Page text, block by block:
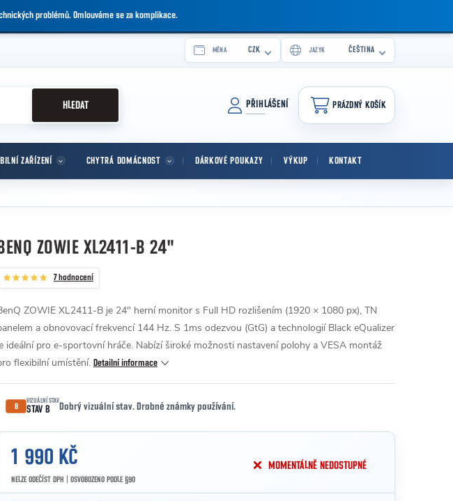
problémů. Omlouváme se za komplikace.
MĚNA CZK JAZYK ČEŠTINA
HLEDAT PŘIHLÁŠENÍ
NÁKUPNÍ KOŠÍK
PRÁZDNÝ KOŠÍK
ZAŘÍZENÍ CHYTRÁ DOMÁCNOST DÁRKOVÉ POUKAZY VÝKUP KONTAKT
BENQ ZOWIE XL2411-B 24"
7 hodnocení
ZOWIE XL2411-B je 24" herní monitor s Full HD rozlišením (1920 × 1080 px), TN
a obnovovací frekvencí 144 Hz. S 1ms odezvou (GtG) a technologií Black eQualizer
ideální pro e-sportovní hráče. Nabízí široké možnosti nastavení polohy a VESA montáž
flexibilní umístění. Detailní informace
B
VIZUÁLNÍ STAV
STAV B Dobrý vizuální stav. Drobné známky používání.
1 990 KČ
NELZE ODEČÍST DPH | OSVOBOZENO PODLE §90
Měrná cena:
MOMENTÁLNĚ NEDOSTUPNÉ